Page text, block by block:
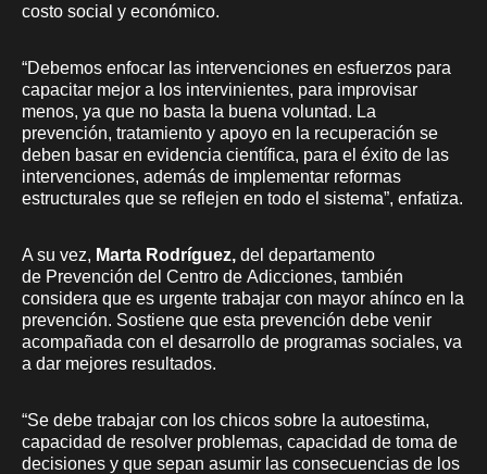
costo social y económico.
“Debemos enfocar las intervenciones en esfuerzos para
capacitar mejor a los intervinientes, para improvisar
menos, ya que no basta la buena voluntad. La
prevención, tratamiento y apoyo en la recuperación se
deben basar en evidencia científica, para el éxito de las
intervenciones, además de implementar reformas
estructurales que se reflejen en todo el sistema”, enfatiza.
A su vez, Marta Rodríguez, del departamento
de Prevención del Centro de Adicciones, también
considera que es urgente trabajar con mayor ahínco en la
prevención. Sostiene que esta prevención debe venir
acompañada con el desarrollo de programas sociales, va
a dar mejores resultados.
“Se debe trabajar con los chicos sobre la autoestima,
capacidad de resolver problemas, capacidad de toma de
decisiones y que sepan asumir las consecuencias de los